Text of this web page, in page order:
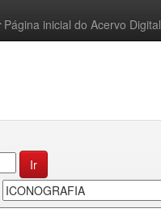
Página inicial do Acervo Digital